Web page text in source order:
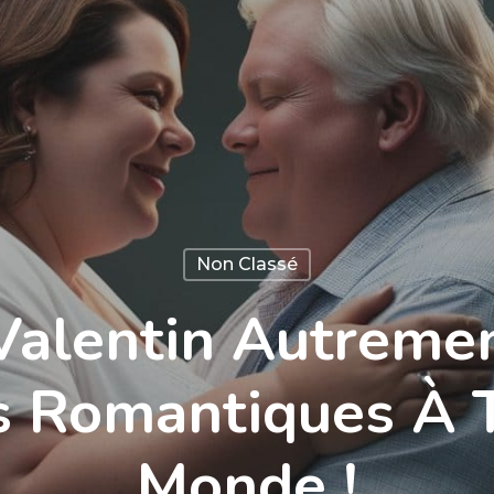
Non Classé
À